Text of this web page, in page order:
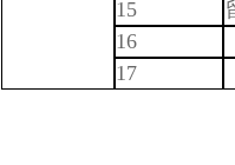
15
16
17